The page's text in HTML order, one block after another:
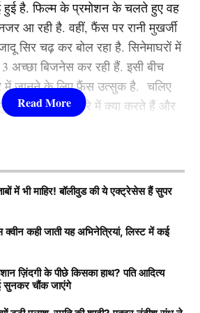
आर आर आर, राजी, ब्रह्मास्त्र जैसी
की क्वीन बन बैठी. माना जाता है
भट्टा का नाम जुड़ता है उसका हिट
Shraddha Kapoor )
कपूर की बेटी श्रद्धा कपूर मौजूद है.
है. खूबसूरती के साथ फैंस श्रद्धा को
से भी काफी पसंद करते हैं. उनकी
को पसंद आती है. वहीं, श्रद्धा ने अपने
में ‘तीन पत्ती’ (Teen Patti) फ़िल्म से
यह फिल्म बॉक्स ऑफिस पर कुछ खास
साल 2013 में आई रोमांटिक फिल्म
श्रद्धा एक रात में बॉलीवुड
हुई है. फिल्म के प्रमोशन के चलते हुए वह
आ रही है. वहीं, फैंस पर रानी मुखर्जी
सिर चढ़ कर बोल रहा है. सिनेमाघरों में
3 अच्छा बिजनेस कर रही हैं. इसी बीच
में जानने के लिए फैंस उत्सुक है. चलिए
के पिता के बारे में क्या करते हैं और
पति के पास कितनी
(Rani Mukerji) के पति का नाम आदित्य
के मालिक हैं. मीडिया रिपोर्ट्स का
7200-7500 करोड़ की संपत्ति है. रानी
है. जिसकी बदौलत वह हर
जानकारी के अनुसार आदित्य चोपड़ा
में भी माहिर! बॉलीवुड की ये एक्ट्रेसेस हैं सुपर
कही जाती यह अभिनेत्रियां, लिस्ट में कई
ज़िंदगी के पीछे किसका हाथ? पति आदित्य
सुनकर चौंक जाएंगे